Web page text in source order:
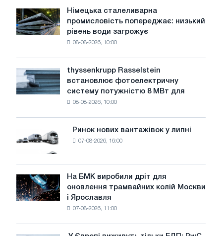
Німецька
сталеливарна
промисловість
води
загрожує
безпеці
Німецька сталеливарна
промисловість попереджає: низький
рівень води загрожує
08-08-2026, 10:00
thyssenkrupp
Rasselstein
встановлює
фотоелектричну
досягнення
цілей
декарбонізації
thyssenkrupp Rasselstein
встановлює фотоелектричну
систему потужністю 8 МВт для
08-08-2026, 10:00
Ринок
нових
вантажівок
у
липні
Ринок нових вантажівок у липні
07-08-2026, 16:00
На
БМК
виробили
На БМК виробили дріт для
оновлення трамвайних колій Москви
і Ярославля
07-08-2026, 11:00